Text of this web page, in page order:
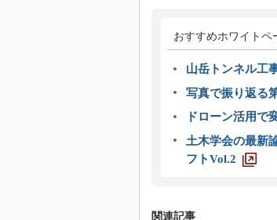
おすすめホワイトペ
山岳トンネル工
写真で振り返る
ドローン活用で
土木学会の最新
フトVol.2
関連記事